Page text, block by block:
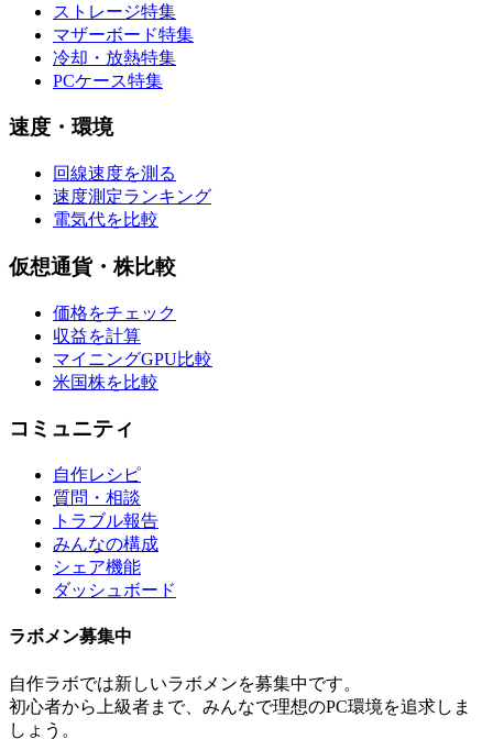
ストレージ特集
マザーボード特集
冷却・放熱特集
PCケース特集
速度・環境
回線速度を測る
速度測定ランキング
電気代を比較
仮想通貨・株比較
価格をチェック
収益を計算
マイニングGPU比較
米国株を比較
コミュニティ
自作レシピ
質問・相談
トラブル報告
みんなの構成
シェア機能
ダッシュボード
ラボメン募集中
自作ラボでは新しいラボメンを募集中です。
初心者から上級者まで、みんなで理想のPC環境を追求しま
しょう。